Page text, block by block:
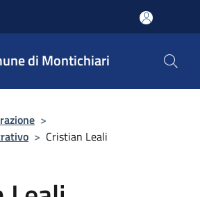
di Montichiari
>
> Cristian Leali